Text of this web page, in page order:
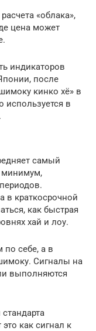
«облака»,
цена может
индикаторов
после
кинко хё» в
используется в
самый
в краткосрочной
как быстрая
хай и лоу.
по себе, а в
Сигналы на
выполняются
как сигнал к